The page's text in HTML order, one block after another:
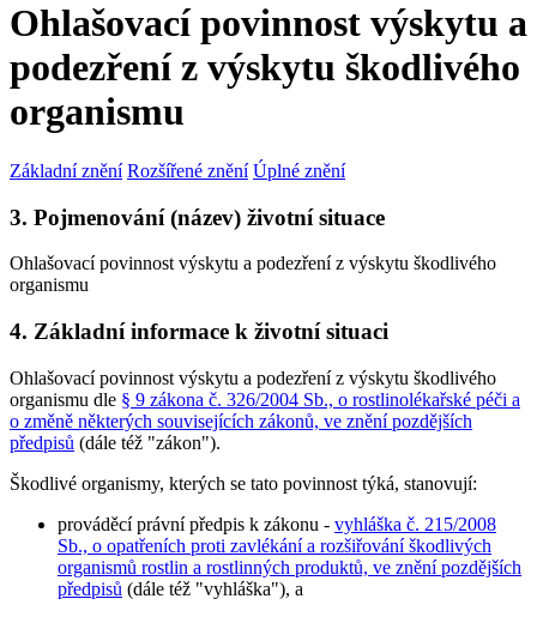
Ohlašovací povinnost výskytu a
podezření z výskytu škodlivého
organismu
Základní znění Rozšířené znění Úplné znění
3. Pojmenování (název) životní situace
Ohlašovací povinnost výskytu a podezření z výskytu škodlivého
organismu
4. Základní informace k životní situaci
Ohlašovací povinnost výskytu a podezření z výskytu škodlivého
organismu dle § 9 zákona č. 326/2004 Sb., o rostlinolékařské péči a
o změně některých souvisejících zákonů, ve znění pozdějších
předpisů (dále též "zákon").
Škodlivé organismy, kterých se tato povinnost týká, stanovují:
prováděcí právní předpis k zákonu - vyhláška č. 215/2008
Sb., o opatřeních proti zavlékání a rozšiřování škodlivých
organismů rostlin a rostlinných produktů, ve znění pozdějších
předpisů (dále též "vyhláška"), a